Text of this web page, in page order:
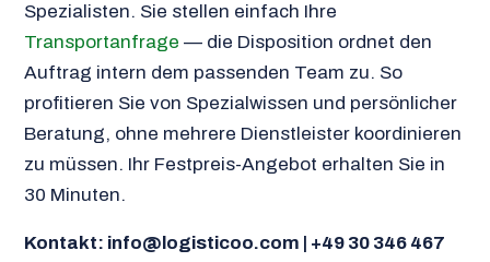
Spezialisten. Sie stellen einfach Ihre
Transportanfrage — die Disposition ordnet den
Auftrag intern dem passenden Team zu. So
profitieren Sie von Spezialwissen und persönlicher
Beratung, ohne mehrere Dienstleister koordinieren
zu müssen. Ihr Festpreis-Angebot erhalten Sie in
30 Minuten.
Kontakt: info@logisticoo.com | +49 30 346 467